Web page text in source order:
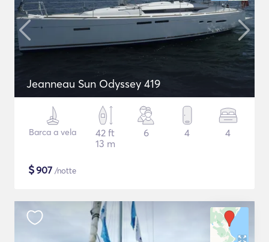
Jeanneau Sun Odyssey 419
Barca a vela
42 ft
13 m
6 4 4
$907 /notte